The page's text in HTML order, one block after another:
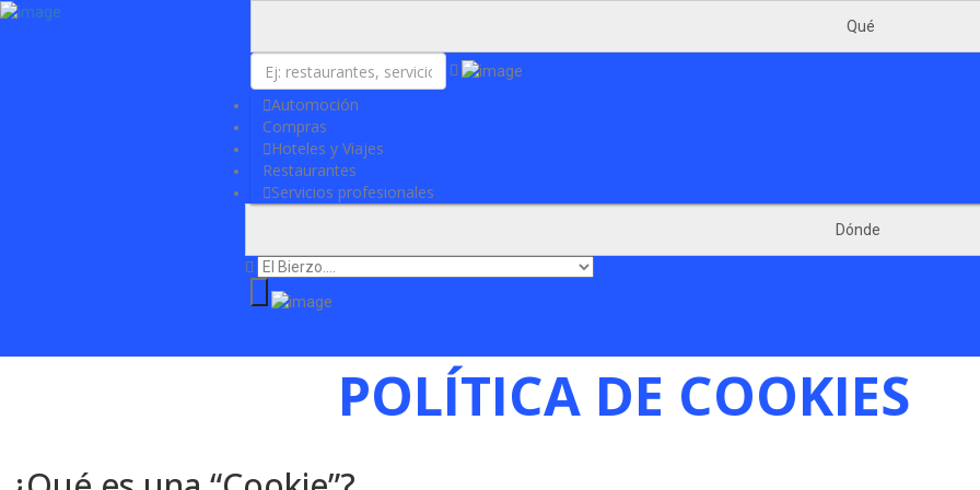
Añadir Negocio
Qué
Automoción
Compras
Hoteles y Viajes
Restaurantes
Servicios profesionales
Dónde
POLÍTICA DE COOKIES